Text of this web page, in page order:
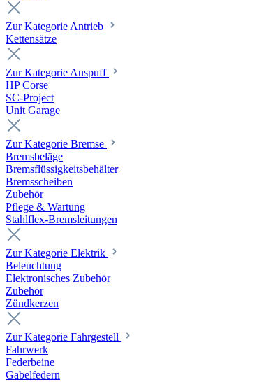
Zur Kategorie Antrieb
Kettensätze
Zur Kategorie Auspuff
HP Corse
SC-Project
Unit Garage
Zur Kategorie Bremse
Bremsbeläge
Bremsflüssigkeitsbehälter
Bremsscheiben
Zubehör
Pflege & Wartung
Stahlflex-Bremsleitungen
Zur Kategorie Elektrik
Beleuchtung
Elektronisches Zubehör
Zubehör
Zündkerzen
Zur Kategorie Fahrgestell
Fahrwerk
Federbeine
Gabelfedern